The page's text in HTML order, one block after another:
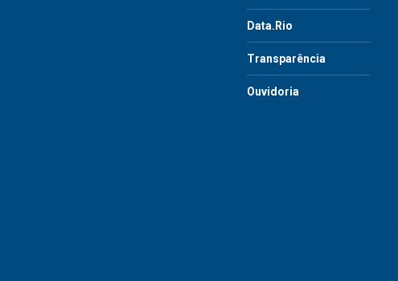
Data.Rio
Transparência
Ouvidoria